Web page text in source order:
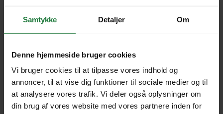
Samtykke Detaljer Om
Denne hjemmeside bruger cookies
Vi bruger cookies til at tilpasse vores indhold og
annoncer, til at vise dig funktioner til sociale medier og til
at analysere vores trafik. Vi deler også oplysninger om
din brug af vores website med vores partnere inden for
oplevede elefanter og orangutanger i
fri natur. Ved Kinabalu-
nationalparken var vi heldige at se
verdens største blomst, der var endda